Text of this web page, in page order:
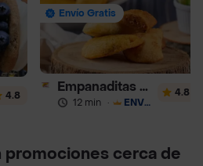
4.8
Envío Gratis
Empanaditas de Pipian - Empanadas
12 min · ENVÍO GRATIS
4.8
promociones cerca de